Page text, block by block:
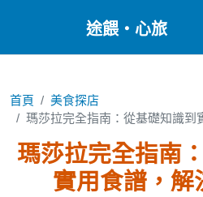
途餵・心旅
首頁
美食探店
瑪莎拉完全指南：從基礎知識到
瑪莎拉完全指南
實用食譜，解